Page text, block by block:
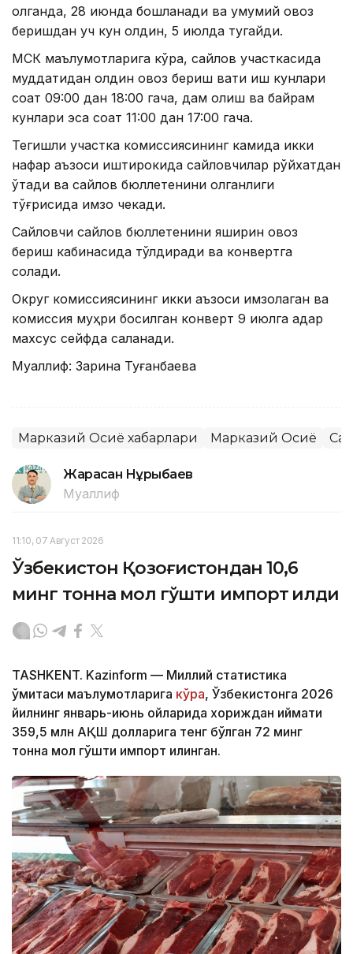
қолганда, 28 июнда бошланади ва умумий овоз
беришдан уч кун олдин, 5 июлда тугайди.
МСК маълумотларига кўра, сайлов участкасида
муддатидан олдин овоз бериш вақти иш кунлари
соат 09:00 дан 18:00 гача, дам олиш ва байрам
кунлари эса соат 11:00 дан 17:00 гача.
Тегишли участка комиссиясининг камида икки
нафар аъзоси иштирокида сайловчилар рўйхатдан
ўтади ва сайлов бюллетенини олганлиги
тўғрисида имзо чекади.
Сайловчи сайлов бюллетенини яширин овоз
бериш кабинасида тўлдиради ва конвертга
солади.
Округ комиссиясининг икки аъзоси имзолаган ва
комиссия муҳри босилган конверт 9 июлга қадар
махсус сейфда сақланади.
Муаллиф: Зарина Туғанбаева
Марказий Осиё хабарлари Марказий Осиё
Жарасқан Нұрыбаев
Муаллиф
11:10, 07 Август 2026
Ўзбекистон Қозоғистондан 10,6
минг тонна мол гўшти импорт қилди
TASHKENT. Kazinform — Миллий статистика
қўмитаси маълумотларига кўра, Ўзбекистонга 2026
йилнинг январь-июнь ойларида хориждан қиймати
359,5 млн АҚШ долларига тенг бўлган 72 минг
тонна мол гўшти импорт қилинган.